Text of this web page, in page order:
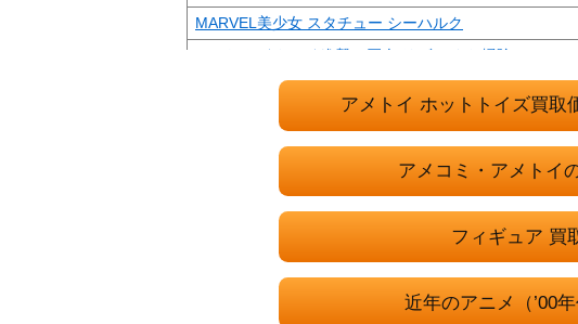
MARVEL美少女 スタチュー シーハルク
417 ねんどろいど 進撃の巨人 リヴァイ お掃除Ver.
黒執事 ファントム社 折りたたみ傘 Gファンタジー通販
DC COMICS美少女 スタチュー スターファイア
ガールズ＆パンツァー 最終章 1/7 アンチョビ ココス制
RED BATTLIZED Power Rangers SPACE
本田未央 「アイドルマスター シンデレラガールズ」 DD
フィードリーム ドルパ33＆ホビー天国ウェブ限定
菊地真 「アイドルマスター」 DDS / ドルフィードリー
ター ホームタウンドルパ大阪8＆ホビー天国ウェブ限定
アメトイ ホットトイズ買取
アメコミ・アメトイ
フィギュア 買
近年のアニメ（’00